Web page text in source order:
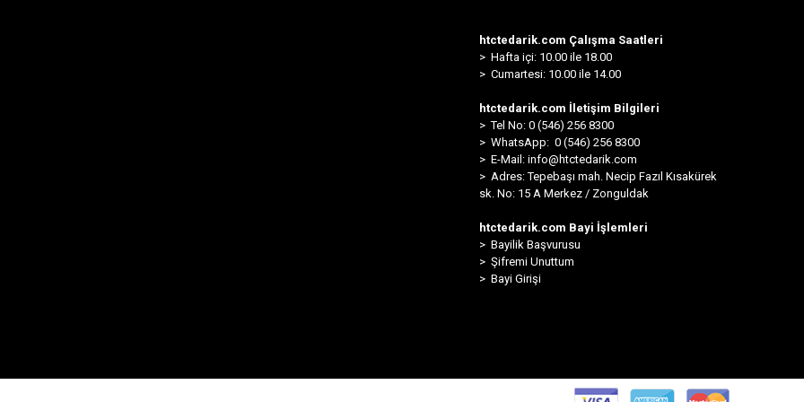
htctedarik.com Çalışma Saatleri
> Hafta içi: 10.00 ile 18.00
> Cumartesi: 10.00 ile 14.00
htctedarik.com İletişim Bilgileri
> Tel No: 0 (546) 256 8300
> WhatsApp: 0 (546) 256 8300
> E-Mail: info@htctedarik.com
> Adres: Tepebaşı mah. Necip Fazıl Kısakürek
sk. No: 15 A Merkez / Zonguldak
htctedarik.com Bayi İşlemleri
> Bayilik Başvurusu
> Şifremi Unuttum
> Bayi Girişi